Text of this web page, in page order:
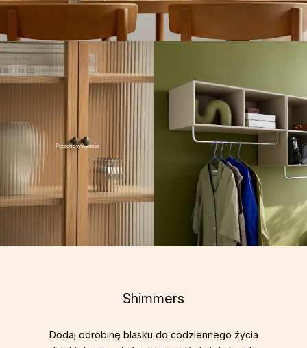
Przechowywanie
Shimmers
Dodaj odrobinę blasku do codziennego życia